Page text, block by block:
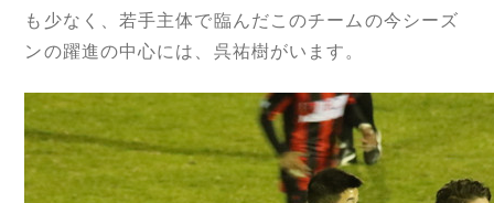
も少なく、若手主体で臨んだこのチームの今シーズ
ンの躍進の中心には、呉祐樹がいます。